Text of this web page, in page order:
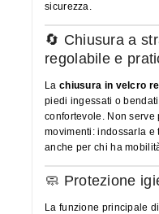
sicurezza.
🔄 Chiusura a
regolabile e
La chiusura in velcro
piedi ingessati o
confortevole. Non serve
movimenti: indossarla e
anche per chi ha
🧼 Protezione
La funzione principale